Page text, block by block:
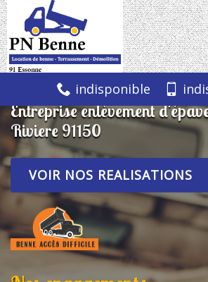
indisponible
Entreprise enlèvement
Riviere 91150
VOIR NOS REALISATIONS